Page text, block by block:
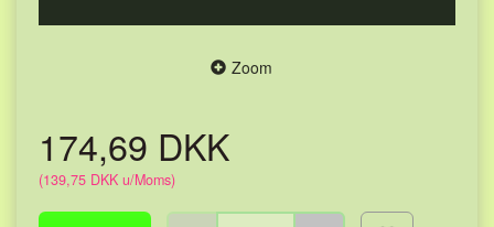
Zoom
174,69 DKK
(139,75 DKK u/Moms)